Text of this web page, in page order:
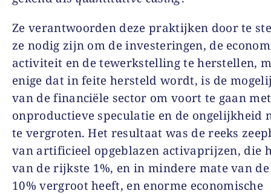
Ze verantwoorden deze praktijken door te
ze nodig zijn om de investeringen, de
activiteit en de tewerkstelling te herstellen,
enige dat in feite hersteld wordt, is de
van de financiële sector om voort te gaan
onproductieve speculatie en de ongelijkheid
te vergroten. Het resultaat was de reeks
van artificieel opgeblazen activaprijzen, die
van de rijkste 1%, en in mindere mate van
10% vergroot heeft, en enorme economische